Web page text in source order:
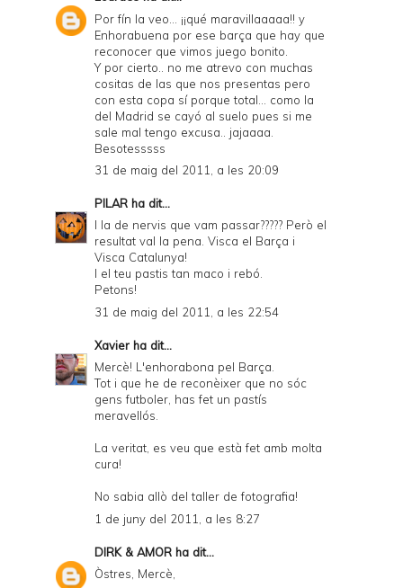
Por fín la veo... ¡¡qué maravillaaaaa!! y
Enhorabuena por ese barça que hay que
reconocer que vimos juego bonito.
Y por cierto.. no me atrevo con muchas
cositas de las que nos presentas pero
con esta copa sí porque total... como la
del Madrid se cayó al suelo pues si me
sale mal tengo excusa.. jajaaaa.
Besotesssss
31 de maig del 2011, a les 20:09
PILAR ha dit...
I la de nervis que vam passar????? Però el
resultat val la pena. Visca el Barça i
Visca Catalunya!
I el teu pastis tan maco i rebó.
Petons!
31 de maig del 2011, a les 22:54
Xavier ha dit...
Mercè! L'enhorabona pel Barça.
Tot i que he de reconèixer que no sóc
gens futboler, has fet un pastís
meravellós.
La veritat, es veu que està fet amb molta
cura!
No sabia allò del taller de fotografia!
1 de juny del 2011, a les 8:27
DIRK & AMOR ha dit...
Òstres, Mercè,